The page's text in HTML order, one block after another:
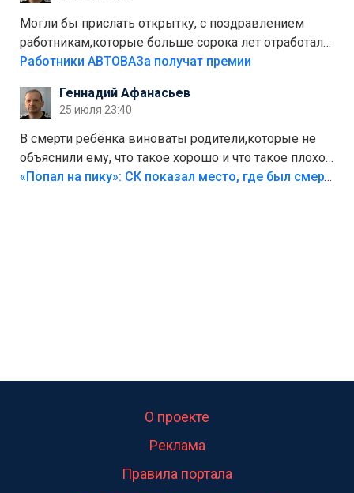
Могли бы прислать открытку, с поздравлением
работникам,которые больше сорока лет отработали
на предприятии.
Работники АВТОВАЗа получат премии
Геннадий Афанасьев
25 июля 23:40
В смерти ребёнка виноваты родители,которые не
объяснили ему, что такое хорошо и что такое плохо!
Лезть через такой забор,верх безумия,есть же
«Попал на пику»: СК показал место, где был смертельно травмирован ребенок в Тольятти
О проекте
Реклама
Правила портала